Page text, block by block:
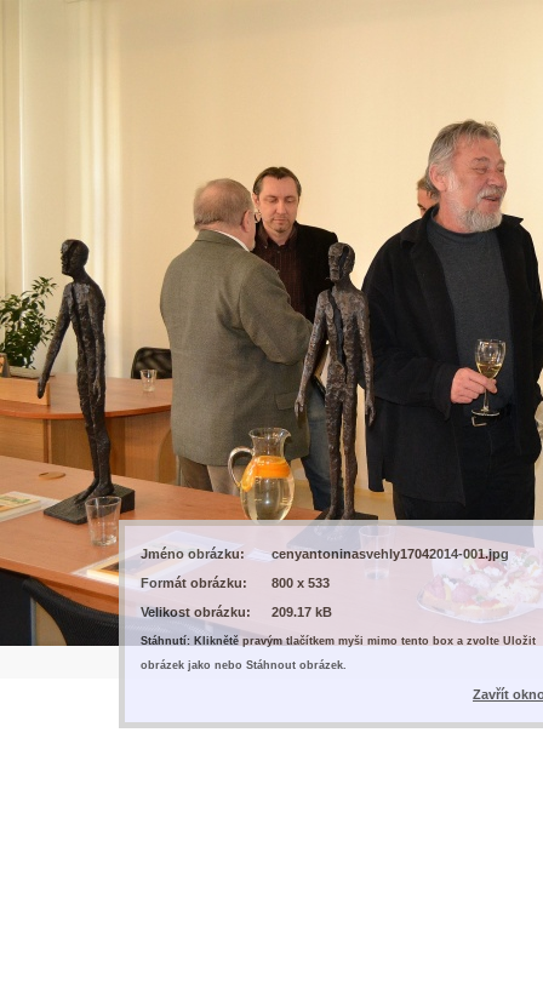
Jméno obrázku:
cenyantoninasvehly17042014-001.jpg
Formát obrázku:
800 x 533
Velikost obrázku:
209.17 kB
Stáhnutí: Kliknětě pravým tlačítkem myši mimo tento box a zvolte Uložit
obrázek jako nebo Stáhnout obrázek.
Zavřít